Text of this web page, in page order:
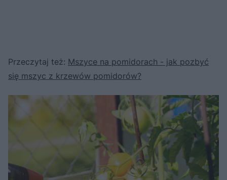
Przeczytaj też: Mszyce na pomidorach - jak pozbyć
się mszyc z krzewów pomidorów?